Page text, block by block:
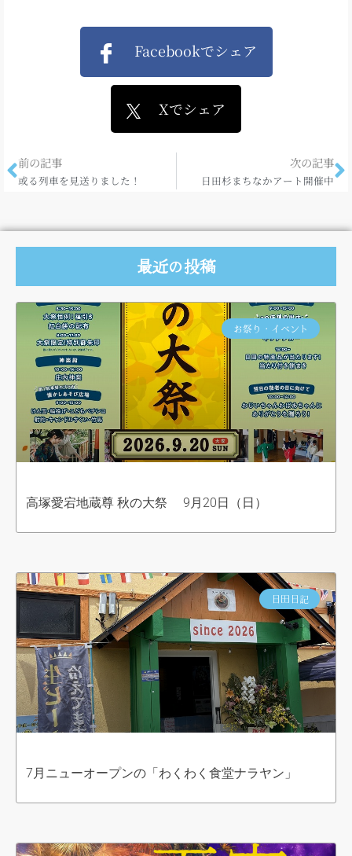
Facebookでシェア
Xでシェア
前の記事
或る列車を見送りました！
次の記事
日田杉まちなかアート開催中
最近の投稿
お祭り・イベント
高塚愛宕地蔵尊 秋の大祭 9月20日（日）
日田日記
7月ニューオープンの「わくわく食堂ナラヤン」